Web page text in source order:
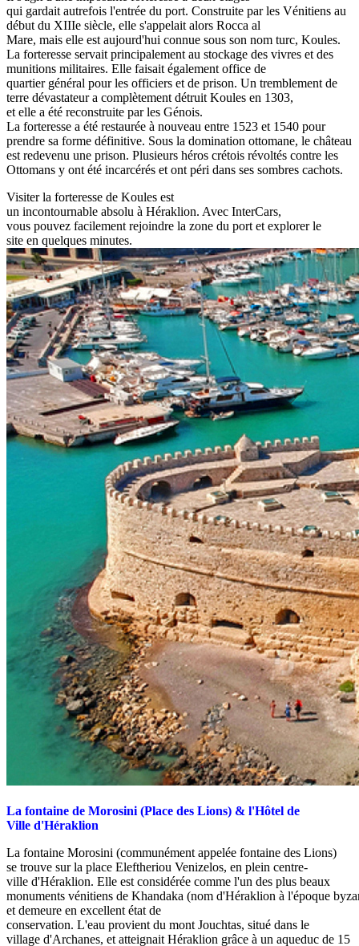
qui gardait autrefois l'entrée du port. Construite par les Vénitiens au
début du XIIIe siècle, elle s'appelait alors Rocca al
Mare, mais elle est aujourd'hui connue sous son nom turc, Koules.
La forteresse servait principalement au stockage des vivres et des
munitions militaires. Elle faisait également office de
quartier général pour les officiers et de prison. Un tremblement de
terre dévastateur a complètement détruit Koules en 1303,
et elle a été reconstruite par les Génois.
La forteresse a été restaurée à nouveau entre 1523 et 1540 pour
prendre sa forme définitive. Sous la domination ottomane, le château
est redevenu une prison. Plusieurs héros crétois révoltés contre les
Ottomans y ont été incarcérés et ont péri dans ses sombres cachots.
Visiter la forteresse de Koules est
un incontournable absolu à Héraklion. Avec InterCars,
vous pouvez facilement rejoindre la zone du port et explorer le
site en quelques minutes.
La fontaine de Morosini (Place des Lions) & l'Hôtel de
Ville d'Héraklion
La fontaine Morosini (communément appelée fontaine des Lions)
se trouve sur la place Eleftheriou Venizelos, en plein centre-
ville d'Héraklion. Elle est considérée comme l'un des plus beaux
monuments vénitiens de Khandaka (nom d'Héraklion à l'époque
et demeure en excellent état de
conservation. L'eau provient du mont Jouchtas, situé dans le
village d'Archanes, et atteignait Héraklion grâce à un aqueduc de 15